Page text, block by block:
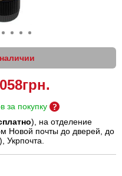
грн.
за покупку
), на отделение
Новой почты до дверей, до
Укрпочта.